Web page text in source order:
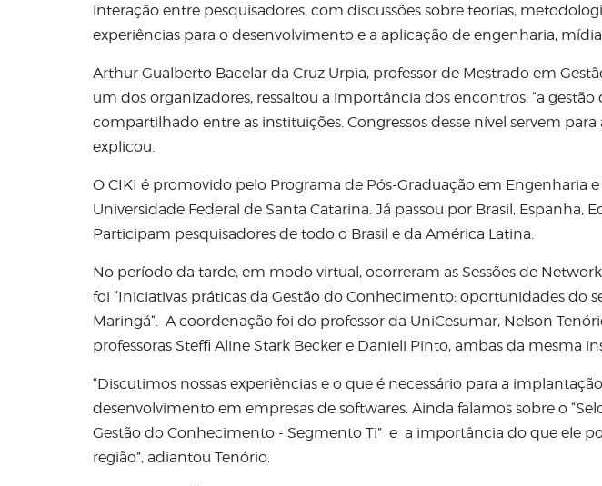
interação entre pesquisadores, com discussões sobre teorias,
experiências para o desenvolvimento e a aplicação de engenharia,
Arthur Gualberto Bacelar da Cruz Urpia, professor de Mestrado em
um dos organizadores, ressaltou a importância dos encontros: “a
compartilhado entre as instituições. Congressos desse nível servem para
explicou.
O CIKI é promovido pelo Programa de Pós-Graduação em Engenharia
Universidade Federal de Santa Catarina. Já passou por Brasil, Espanha,
Participam pesquisadores de todo o Brasil e da América Latina.
No período da tarde, em modo virtual, ocorreram as Sessões de
foi “Iniciativas práticas da Gestão do Conhecimento: oportunidades do
Maringá“. A coordenação foi do professor da UniCesumar, Nelson
professoras Steffi Aline Stark Becker e Danieli Pinto, ambas da mesma
“Discutimos nossas experiências e o que é necessário para a
desenvolvimento em empresas de softwares. Ainda falamos sobre o
Gestão do Conhecimento - Segmento Ti” e a importância do que ele
região”, adiantou Tenório.